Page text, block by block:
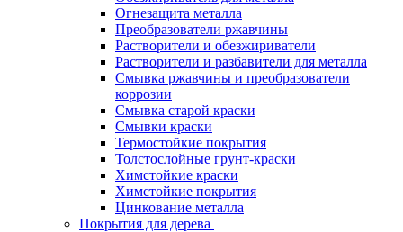
Огнезащита металла
Преобразователи ржавчины
Растворители и обезжириватели
Растворители и разбавители для металла
Смывка ржавчины и преобразователи
коррозии
Смывка старой краски
Смывки краски
Термостойкие покрытия
Толстослойные грунт-краски
Химстойкие краски
Химстойкие покрытия
Цинкование металла
Покрытия для дерева